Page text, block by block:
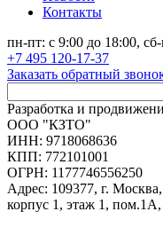
Контакты
пн-пт: с 9:00 до 18:00,
+7 495 120-17-37
Заказать обратный
Разработка и
ООО "КЗТО"
ИНН: 9718068636
КПП: 772101001
ОГРН: 1177746556250
Адрес: 109377, г.
корпус 1, этаж 1,